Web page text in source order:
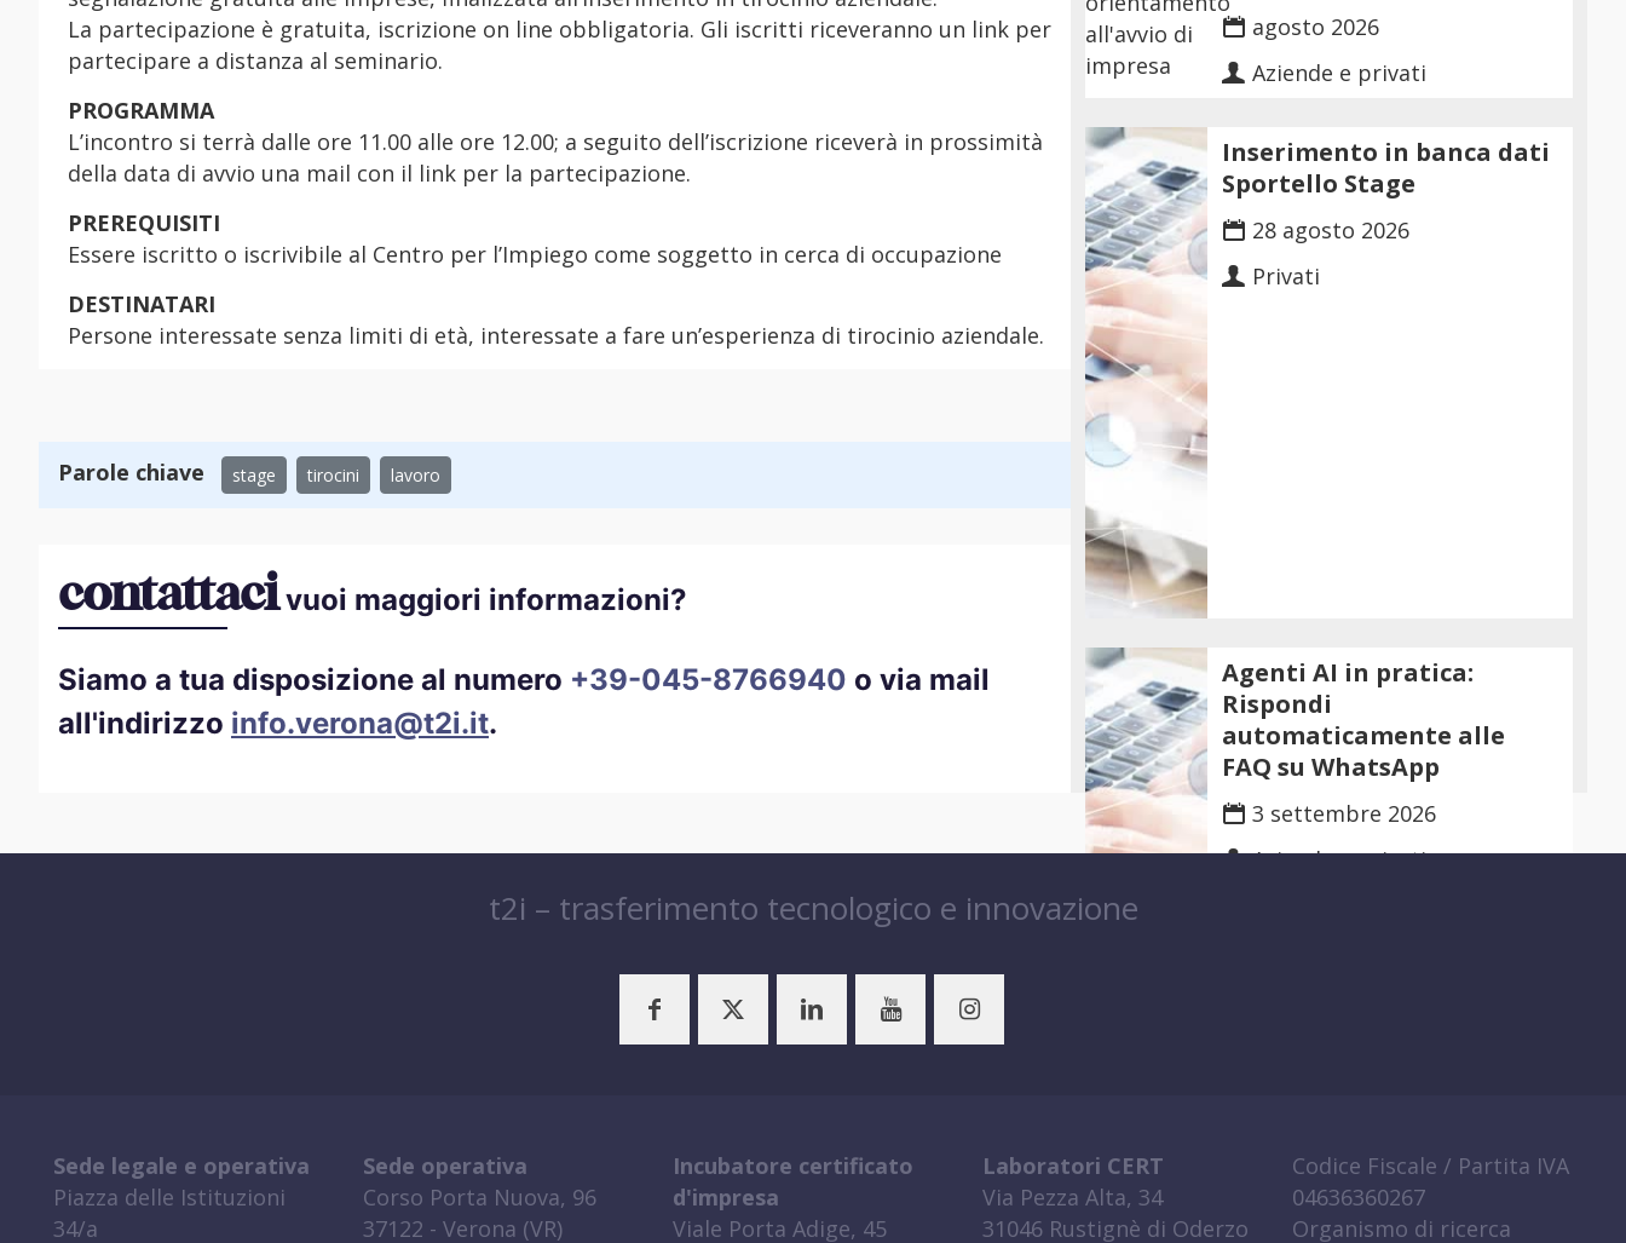
La partecipazione è gratuita, iscrizione on line obbligatoria. Gli iscritti riceveranno un link per
partecipare a distanza al seminario.
PROGRAMMA
L’incontro si terrà dalle ore 11.00 alle ore 12.00; a seguito dell’iscrizione riceverà in prossimità
della data di avvio una mail con il link per la partecipazione.
PREREQUISITI
Essere iscritto o iscrivibile al Centro per l’Impiego come soggetto in cerca di occupazione
DESTINATARI
Persone interessate senza limiti di età, interessate a fare un’esperienza di tirocinio aziendale.
Parole chiave stage tirocini lavoro
contattacivuoi maggiori informazioni?
Siamo a tua disposizione al numero +39-045-8766940 o via mail
all'indirizzo info.verona@t2i.it.
agosto 2026
Aziende e privati
Inserimento in banca dati
Sportello Stage
28 agosto 2026
Privati
Agenti AI in pratica:
Rispondi
automaticamente alle
FAQ su WhatsApp
3 settembre 2026
Aziende e privati
t2i – trasferimento tecnologico e innovazione
Sede legale e operativa
Piazza delle Istituzioni
34/a
Sede operativa
Corso Porta Nuova, 96
37122 - Verona (VR)
Incubatore certificato
d'impresa
Viale Porta Adige, 45
Laboratori CERT
Via Pezza Alta, 34
31046 Rustignè di Oderzo
Codice Fiscale / Partita IVA
04636360267
Organismo di ricerca